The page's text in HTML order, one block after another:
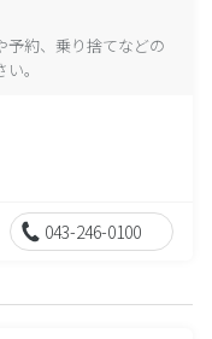
予約、乗り捨てなどの
。
043-246-0100